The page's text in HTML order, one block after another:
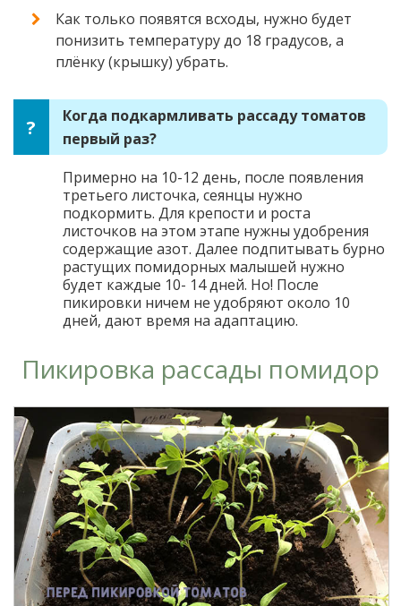
Как только появятся всходы, нужно будет
понизить температуру до 18 градусов, а
плёнку (крышку) убрать.
Когда подкармливать рассаду томатов
первый раз?
Примерно на 10-12 день, после появления
третьего листочка, сеянцы нужно
подкормить. Для крепости и роста
листочков на этом этапе нужны удобрения
содержащие азот. Далее подпитывать бурно
растущих помидорных малышей нужно
будет каждые 10- 14 дней. Но! После
пикировки ничем не удобряют около 10
дней, дают время на адаптацию.
Пикировка рассады помидор